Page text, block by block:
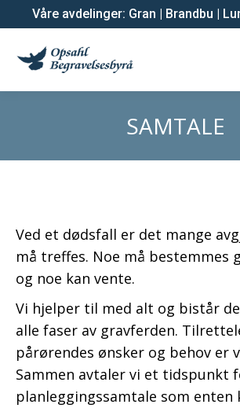
Våre avdelinger: Gran | Brandbu |
SAMTALE
Ved et dødsfall er det mange
må treffes. Noe må bestemmes
og noe kan vente.
Vi hjelper til med alt og bistår
alle faser av gravferden.
pårørendes ønsker og behov er
Sammen avtaler vi et tidspunkt
planleggingssamtale som enten